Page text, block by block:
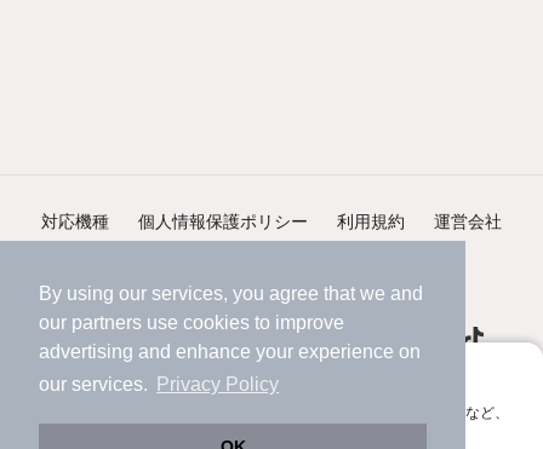
By using our services, you agree that we and
our partners use cookies to improve
advertising and enhance your experience on
our services.
Privacy Policy
アプリに切り替えて、サクサクお部屋探し
会員登録なしですぐ使える。マップ検索やお気に入り保存など、
対応機種 個人情報保護ポリシー 利用規約 運営会社
©NIFTY Lifestyle Co., Ltd.